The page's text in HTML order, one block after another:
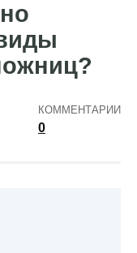
КОММЕНТАРИИ
0